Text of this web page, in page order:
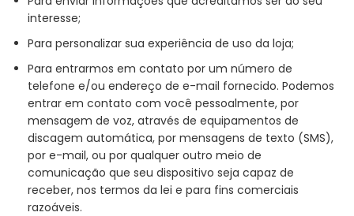
interesse;
Para personalizar sua experiência de uso da loja;
Para entrarmos em contato por um número de
telefone e/ou endereço de e-mail fornecido. Podemos
entrar em contato com você pessoalmente, por
mensagem de voz, através de equipamentos de
discagem automática, por mensagens de texto (SMS),
por e-mail, ou por qualquer outro meio de
comunicação que seu dispositivo seja capaz de
receber, nos termos da lei e para fins comerciais
razoáveis.